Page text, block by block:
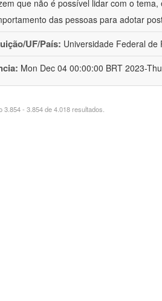
que não é possível lidar com o
das pessoas para adotar
UF/País: Universidade Federal de
Mon Dec 04 00:00:00 BRT 2023-
3.854 - 3.854 de 4.018 resultados.